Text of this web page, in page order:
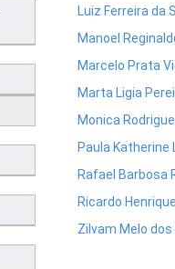
Luiz Ferreira da
Manoel
Marcelo Prata
Marta Ligia
Monica
Paula Katherine
Rafael Barbosa
Ricardo
Zilvam Melo